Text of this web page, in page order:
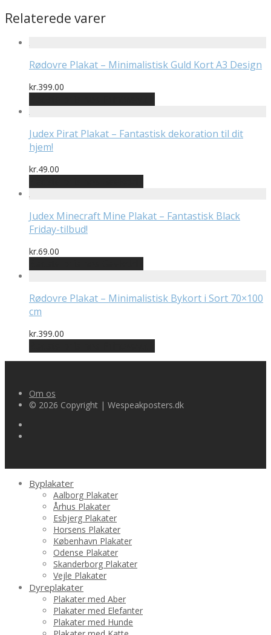
Relaterede varer
Rødovre Plakat – Minimalistisk Guld Kort A3 Design
kr.399.00
Judex Pirat Plakat – Fantastisk dekoration til dit
hjem!
kr.49.00
Judex Minecraft Mine Plakat – Fantastisk Black
Friday-tilbud!
kr.69.00
Rødovre Plakat – Minimalistisk Bykort i Sort 70×100
cm
kr.399.00
Om os
© 2026 Copyright | Wespeakposters.dk
Byplakater
Aalborg Plakater
Århus Plakater
Esbjerg Plakater
Horsens Plakater
København Plakater
Odense Plakater
Skanderborg Plakater
Vejle Plakater
Dyreplakater
Plakater med Aber
Plakater med Elefanter
Plakater med Hunde